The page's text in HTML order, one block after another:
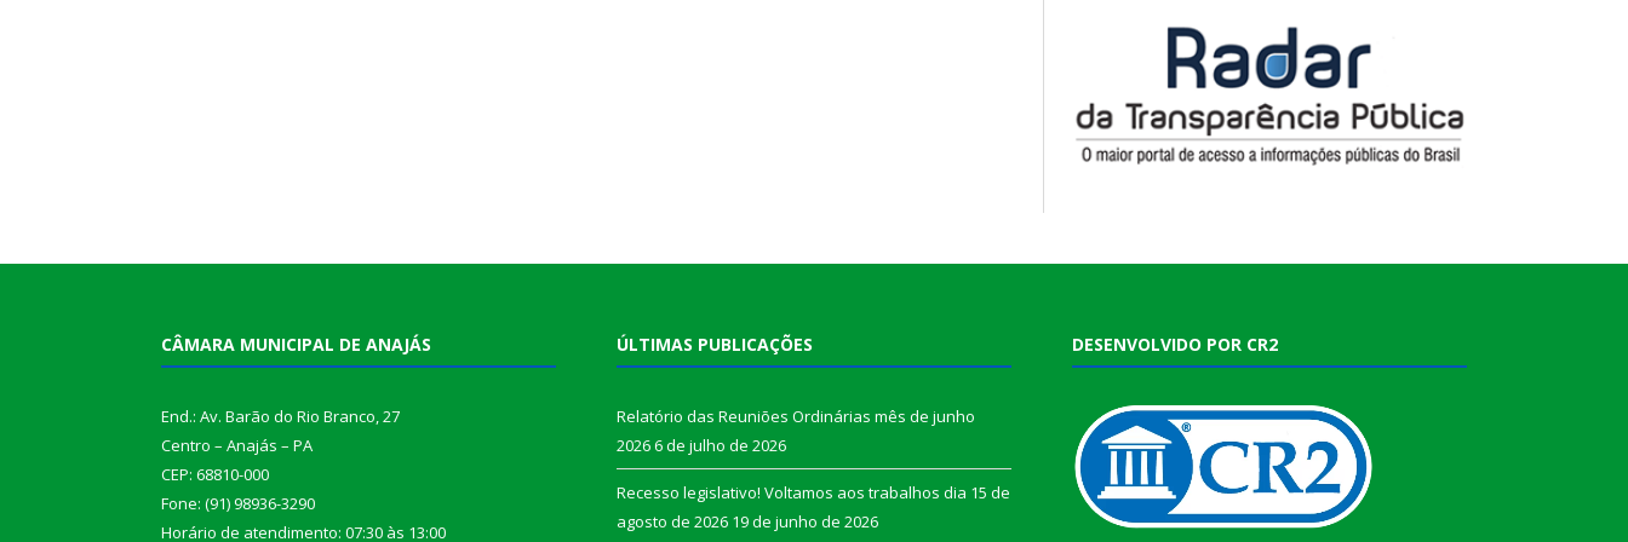
CÂMARA MUNICIPAL DE ANAJÁS
End.: Av. Barão do Rio Branco, 27
Centro – Anajás – PA
CEP: 68810-000
Fone: (91) 98936-3290
Horário de atendimento: 07:30 às 13:00
ÚLTIMAS PUBLICAÇÕES
Relatório das Reuniões Ordinárias mês de junho
20266 de julho de 2026
Recesso legislativo! Voltamos aos trabalhos dia 15 de
agosto de 2026 19 de junho de 2026
DESENVOLVIDO POR CR2